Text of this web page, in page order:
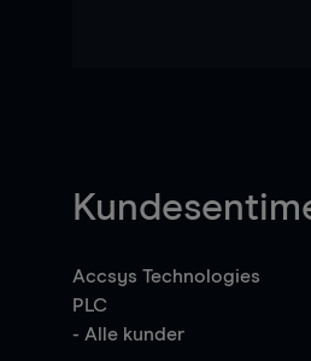
Accsys Technologies
PLC
- Alle kunder